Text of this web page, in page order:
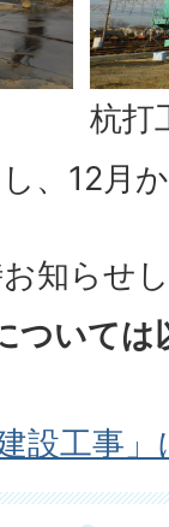
杭打
、12月
知らせ
ついて
設工事